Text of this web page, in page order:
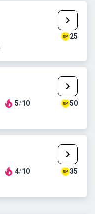
25
5/10
50
4/10
35